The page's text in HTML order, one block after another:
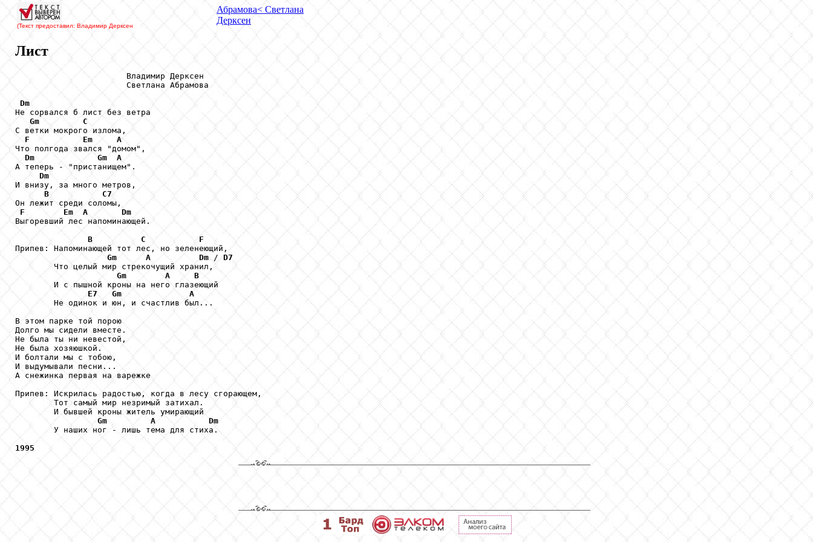
(Текст предоставил: Владимир Дерксен
Абрамова< Светлана
Дерксен
Лист
                       Владимир Дерксен
                       Светлана Абрамова
Dm
Не сорвался б лист без ветра
Gm
C
С ветки мокрого излома,
F
Em
A
Что полгода звался "домом",
Dm
Gm
A
А теперь - "пристанищем".
Dm
И внизу, за много метров,
B
C7
Он лежит среди соломы,
F
Em A
Dm
Выгоревший лес напоминающей.
B
C
F
Припев: Напоминающей тот лес, но зеленеющий,
Gm
A Dm / D7
        Что целый мир стрекочущий хранил,
Gm
A
B
        И с пышной кроны на него глазеющий
E7
Gm
A
        Не одинок и юн, и счастлив был...
В этом парке той порою
Долго мы сидели вместе.
Не была ты ни невестой,
Не была хозяюшкой.
И болтали мы с тобою,
И выдумывали песни...
А снежинка первая на варежке
Припев: Искрилась радостью, когда в лесу сгорающем,
        Тот самый мир незримый затихал.
        И бывшей кроны житель умирающий
Gm
A
Dm
        У наших ног - лишь тема для стиха.
1995